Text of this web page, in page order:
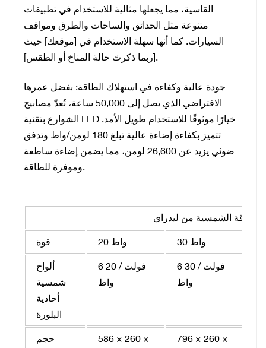
القاسية، مما يجعلها مثالية للاستخدام في تطبيقات
متنوعة مثل الحدائق والساحات والطرق ومواقف
السيارات. كما أنها سهلة الاستخدام في [موقعك] حيث
[ربما ذكرتَ حالة المناخ أو الطقس].
جودة عالية وكفاءة في استهلاك الطاقة: بفضل عمرها
الافتراضي الذي يصل إلى 50,000 ساعة، تُعدّ مصابيح
الشوارع بتقنية LED خيارًا موثوقًا للاستخدام طويل الأمد.
تتميز بكفاءة إضاءة عالية تبلغ 180 لومن/واط وتدفق
ضوئي يزيد عن 26,600 لومن، مما يضمن إضاءة ساطعة
وموفرة للطاقة.
الشمسية من ليدراي
قوة 20 واط 30 واط
ألواح
شمسية
أحادية
البلورة
6 فولت / 20
واط
6 فولت / 30
واط
حجم
586 × 260 ×
796 × 260 ×